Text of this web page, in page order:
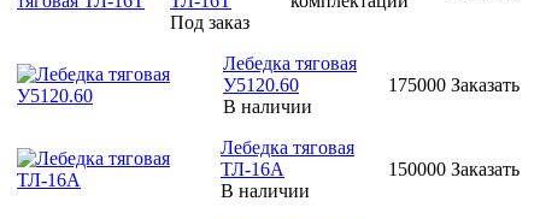
Под заказ
Лебедка тяговая
У5120.60
В наличии
175000 Заказать
Лебедка тяговая
ТЛ-16А
В наличии
150000 Заказать